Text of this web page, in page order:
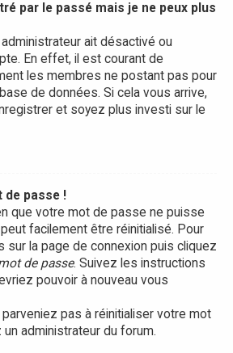
par le passé mais je ne peux plus
administrateur ait désactivé ou
En effet, il est courant de
les membres ne postant pas pour
de données. Si cela vous arrive,
et soyez plus investi sur le
de passe !
que votre mot de passe ne puisse
facilement être réinitialisé. Pour
sur la page de connexion puis cliquez
de passe. Suivez les instructions
pouvoir à nouveau vous
pas à réinitialiser votre mot
administrateur du forum.